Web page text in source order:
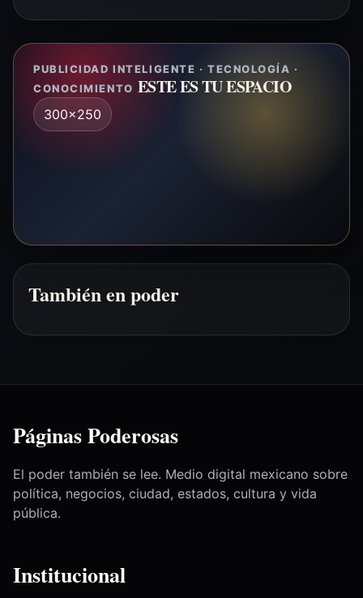
PUBLICIDAD INTELIGENTE · TECNOLOGÍA ·
CONOCIMIENTO ESTE ES TU ESPACIO
300x250
También en poder
Páginas Poderosas
El poder también se lee. Medio digital mexicano sobre
política, negocios, ciudad, estados, cultura y vida
pública.
Institucional